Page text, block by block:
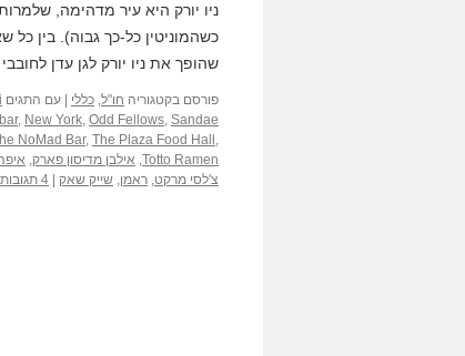
ניו יורק היא עיר מדהימה,
כשהמוניטין כל-כך גבוה). בין
שהופך את ניו יורק לגן עדן לחובבי
פורסם בקטגוריה חו"ל, כללי עם התגים
, New York, Odd Fellows, Sandae
NoMad Bar, The Plaza Food Hall ,
Totto Ramen
, אילבן מדיסון פארק,
צ'לסי מרקט, ראמן, שייק שאק 4 תגובות